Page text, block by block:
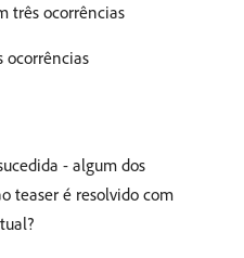
três ocorrências
ocorrências
- algum dos
teaser é resolvido com